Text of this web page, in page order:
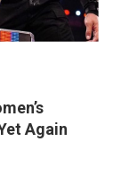
Again